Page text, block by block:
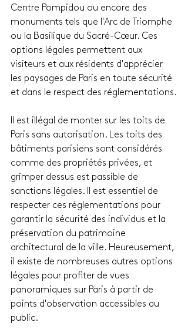
Centre Pompidou ou encore des
monuments tels que l'Arc de Triomphe
ou la Basilique du Sacré-Cœur. Ces
options légales permettent aux
visiteurs et aux résidents d'apprécier
les paysages de Paris en toute sécurité
et dans le respect des réglementations.
Il est illégal de monter sur les toits de
Paris sans autorisation. Les toits des
bâtiments parisiens sont considérés
comme des propriétés privées, et
grimper dessus est passible de
sanctions légales. Il est essentiel de
respecter ces réglementations pour
garantir la sécurité des individus et la
préservation du patrimoine
architectural de la ville. Heureusement,
il existe de nombreuses autres options
légales pour profiter de vues
panoramiques sur Paris à partir de
points d'observation accessibles au
public.